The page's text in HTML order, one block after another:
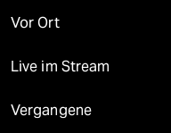
Vor Ort
Live im Stream
Vergangene